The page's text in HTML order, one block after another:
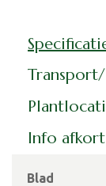
Info
Blad